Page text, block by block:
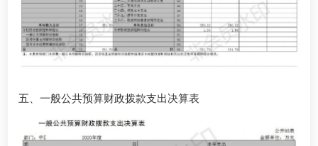
五、一般公共预算财政拨款支出决算表